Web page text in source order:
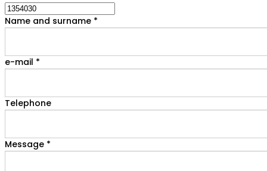
Name and surname *
e-mail *
Telephone
Message *